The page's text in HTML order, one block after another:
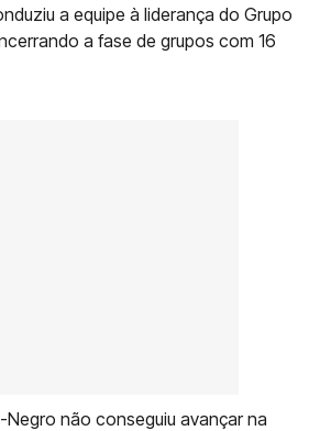
a equipe à liderança do Grupo
a fase de grupos com 16
não conseguiu avançar na